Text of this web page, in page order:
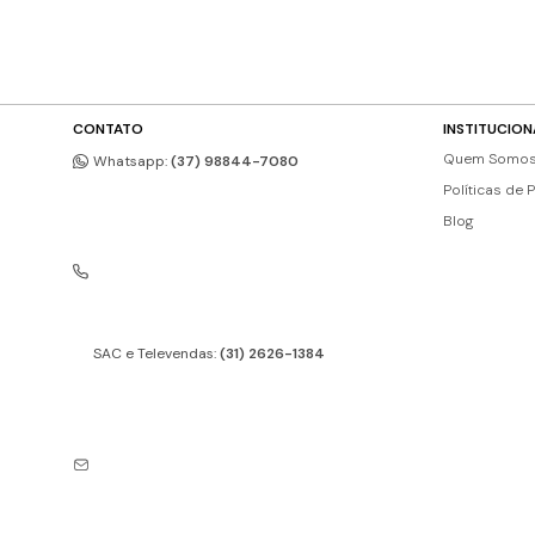
CONTATO
Whatsapp:(37) 98844-7080
SAC e Televendas:(31) 2626-1384
Quem Somos
Políticas de
Blog